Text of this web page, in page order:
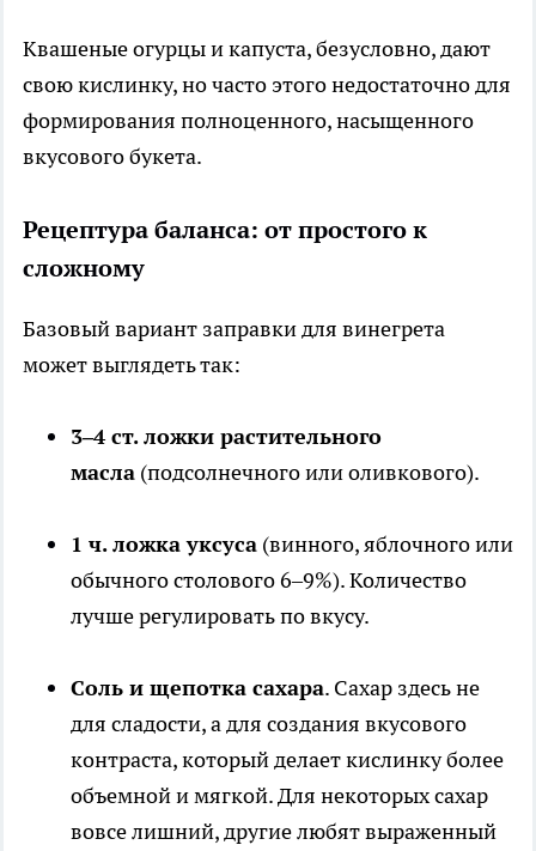
Квашеные огурцы и капуста, безусловно, дают
свою кислинку, но часто этого недостаточно для
формирования полноценного, насыщенного
вкусового букета.
Рецептура баланса: от простого к
сложному
Базовый вариант заправки для винегрета
может выглядеть так:
3–4 ст. ложки растительного
масла (подсолнечного или оливкового).
1 ч. ложка уксуса (винного, яблочного или
обычного столового 6–9%). Количество
лучше регулировать по вкусу.
Соль и щепотка сахара. Сахар здесь не
для сладости, а для создания вкусового
контраста, который делает кислинку более
объемной и мягкой. Для некоторых сахар
вовсе лишний, другие любят выраженный